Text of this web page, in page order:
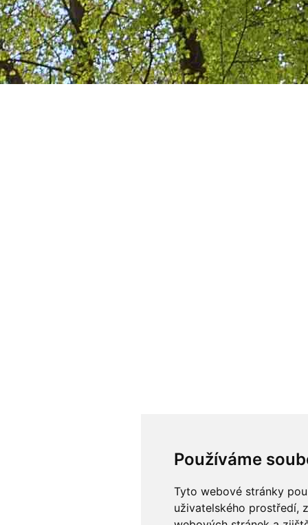
Používáme
Tyto webové stránky
uživatelského prostředí,